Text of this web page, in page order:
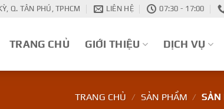
Q. TÂN PHÚ, TPHCM LIÊN HỆ 07:30 - 17:00
TRANG CHỦ GIỚI THIỆU DỊCH VỤ
TRANG CHỦ / SẢN PHẨM / SẢN